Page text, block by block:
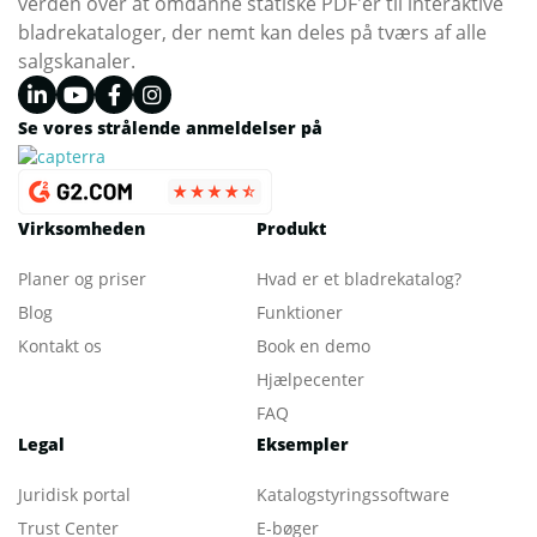
bladrekataloger, der nemt kan deles på tværs af alle
salgskanaler.
Se vores strålende anmeldelser på
Virksomheden
Planer og priser
Blog
Kontakt os
Produkt
Hvad er et bladrekatalog?
Funktioner
Book en demo
Hjælpecenter
FAQ
Legal
Juridisk portal
Trust Center
Eksempler
Katalogstyringssoftware
E-bøger